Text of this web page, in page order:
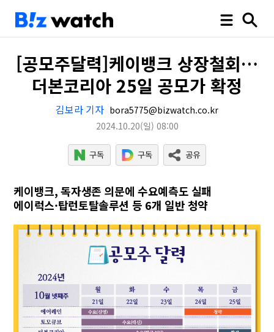
[공모주달력]케이뱅크 상장철회…
더본코리아 25일 공모가 확정
김보라 기자 bora5775@bizwatch.co.kr
2024.10.20(일) 08:00
케이뱅크, 독자생존 의문에 수요예측도 실패
에이럭스·탑런토탈솔루션 등 6개 일반 청약